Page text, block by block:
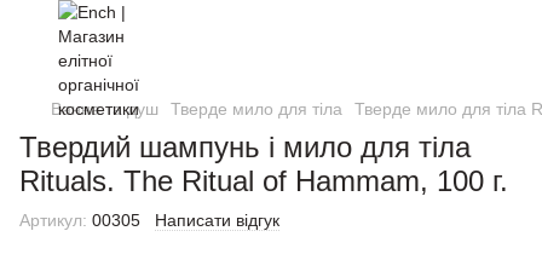
Ванна та душ Тверде мило для тіла Тверде мило для тіла
Твердий шампунь і мило для тіла
Rituals. The Ritual of Hammam, 100 г.
Артикул: 00305 Написати відгук